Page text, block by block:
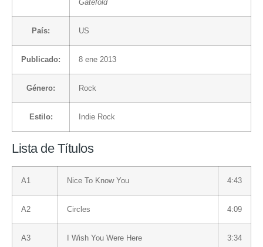
Gatefold
País: US
Publicado: 8 ene 2013
Género: Rock
Estilo: Indie Rock
Lista de Títulos
A1 Nice To Know You 4:43
A2 Circles 4:09
A3 I Wish You Were Here 3:34